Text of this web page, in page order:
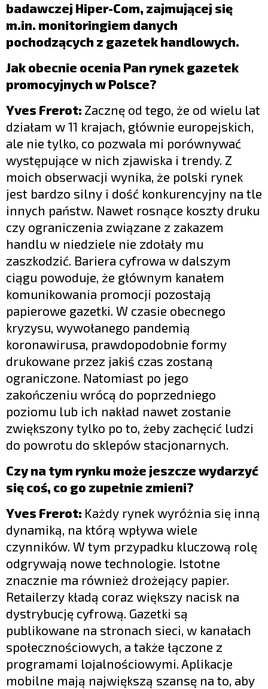
badawczej Hiper-Com, zajmującej się
m.in. monitoringiem danych
pochodzących z gazetek handlowych.
Jak obecnie ocenia Pan rynek gazetek
promocyjnych w Polsce?
Yves Frerot: Zacznę od tego, że od wielu lat
działam w 11 krajach, głównie europejskich,
ale nie tylko, co pozwala mi porównywać
występujące w nich zjawiska i trendy. Z
moich obserwacji wynika, że polski rynek
jest bardzo silny i dość konkurencyjny na tle
innych państw. Nawet rosnące koszty druku
czy ograniczenia związane z zakazem
handlu w niedziele nie zdołały mu
zaszkodzić. Bariera cyfrowa w dalszym
ciągu powoduje, że głównym kanałem
komunikowania promocji pozostają
papierowe gazetki. W czasie obecnego
kryzysu, wywołanego pandemią
koronawirusa, prawdopodobnie formy
drukowane przez jakiś czas zostaną
ograniczone. Natomiast po jego
zakończeniu wrócą do poprzedniego
poziomu lub ich nakład nawet zostanie
zwiększony tylko po to, żeby zachęcić ludzi
do powrotu do sklepów stacjonarnych.
Czy na tym rynku może jeszcze wydarzyć
się coś, co go zupełnie zmieni?
Yves Frerot: Każdy rynek wyróżnia się inną
dynamiką, na którą wpływa wiele
czynników. W tym przypadku kluczową rolę
odgrywają nowe technologie. Istotne
znacznie ma również drożejący papier.
Retailerzy kładą coraz większy nacisk na
dystrybucję cyfrową. Gazetki są
publikowane na stronach sieci, w kanałach
społecznościowych, a także łączone z
programami lojalnościowymi. Aplikacje
mobilne mają największą szansę na to, aby